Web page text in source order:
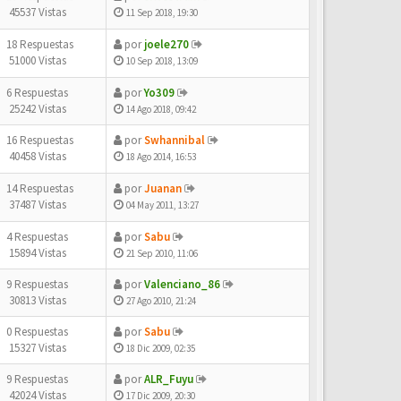
45537 Vistas
11 Sep 2018, 19:30
18 Respuestas
51000 Vistas
porjoele270
10 Sep 2018, 13:09
6 Respuestas
25242 Vistas
porYo309
14 Ago 2018, 09:42
16 Respuestas
40458 Vistas
porSwhannibal
18 Ago 2014, 16:53
14 Respuestas
37487 Vistas
porJuanan
04 May 2011, 13:27
4 Respuestas
15894 Vistas
porSabu
21 Sep 2010, 11:06
9 Respuestas
30813 Vistas
porValenciano_86
27 Ago 2010, 21:24
0 Respuestas
15327 Vistas
porSabu
18 Dic 2009, 02:35
9 Respuestas
42024 Vistas
porALR_Fuyu
17 Dic 2009, 20:30